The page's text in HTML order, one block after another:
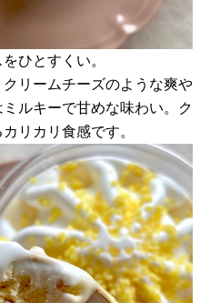
ひとすくい。
リームチーズのような爽や
ルキーで甘めな味わい。ク
リカリ食感です。